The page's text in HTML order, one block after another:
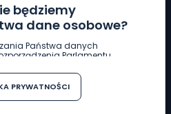
będziemy
dane osobowe?
Państwa danych
Parlamentu
w związku z
w sprawie
danych oraz uchylenia
PRYWATNOŚCI